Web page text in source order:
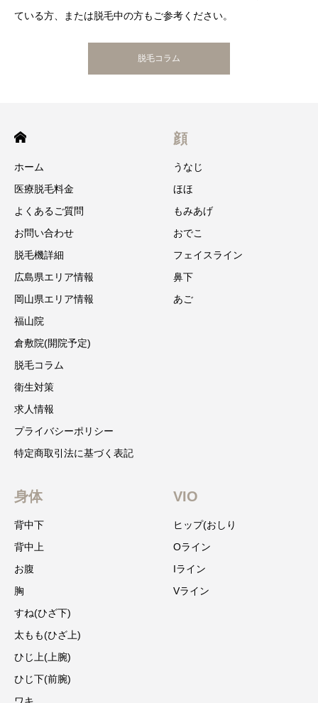
ている方、または脱毛中の方もご参考ください。
脱毛コラム
ホーム
医療脱毛料金
よくあるご質問
お問い合わせ
脱毛機詳細
広島県エリア情報
岡山県エリア情報
福山院
倉敷院(開院予定)
脱毛コラム
衛生対策
求人情報
プライバシーポリシー
特定商取引法に基づく表記
顔
うなじ
ほほ
もみあげ
おでこ
フェイスライン
鼻下
あご
身体
背中下
背中上
お腹
胸
すね(ひざ下)
太もも(ひざ上)
ひじ上(上腕)
ひじ下(前腕)
VIO
ヒップ(おしり
Oライン
Iライン
Vライン